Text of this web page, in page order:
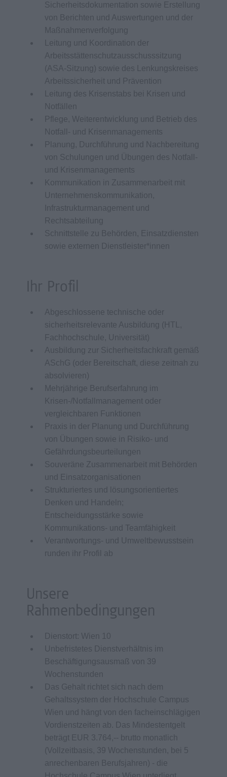
Sicherheitsdokumentation sowie Erstellung
von Berichten und Auswertungen und der
Maßnahmenverfolgung
Leitung und Koordination der
Arbeitsstättenschutzausschusssitzung
(ASA-Sitzung) sowie des Lenkungskreises
Arbeitssicherheit und Prävention
Leitung des Krisenstabs bei Krisen und
Notfällen
Pflege, Weiterentwicklung und Betrieb des
Notfall- und Krisenmanagements
Planung, Durchführung und Nachbereitung
von Schulungen und Übungen des Notfall-
und Krisenmanagements
Kommunikation in Zusammenarbeit mit
Unternehmenskommunikation,
Infrastrukturmanagement und
Rechtsabteilung
Schnittstelle zu Behörden, Einsatzdiensten
sowie externen Dienstleister*innen
Ihr Profil
Abgeschlossene technische oder
sicherheitsrelevante Ausbildung (HTL,
Fachhochschule, Universität)
Ausbildung zur Sicherheitsfachkraft gemäß
ASchG (oder Bereitschaft, diese zeitnah zu
absolvieren)
Mehrjährige Berufserfahrung im
Krisen-/Notfallmanagement oder
vergleichbaren Funktionen
Praxis in der Planung und Durchführung
von Übungen sowie in Risiko- und
Gefährdungsbeurteilungen
Souveräne Zusammenarbeit mit Behörden
und Einsatzorganisationen
Strukturiertes und lösungsorientiertes
Denken und Handeln;
Entscheidungsstärke sowie
Kommunikations- und Teamfähigkeit
Verantwortungs- und Umweltbewusstsein
runden ihr Profil ab
Unsere
Rahmenbedingungen
Dienstort: Wien 10
Unbefristetes Dienstverhältnis im
Beschäftigungsausmaß von 39
Wochenstunden
Das Gehalt richtet sich nach dem
Gehaltssystem der Hochschule Campus
Wien und hängt von den facheinschlägigen
Vordienstzeiten ab. Das Mindestentgelt
beträgt EUR 3.764,-- brutto monatlich
(Vollzeitbasis, 39 Wochenstunden, bei 5
anrechenbaren Berufsjahren) - die